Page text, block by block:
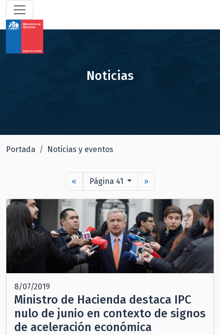
Noticias
Portada Noticias y eventos
« Página 41 »
8/07/2019
Ministro de Hacienda destaca IPC
nulo de junio en contexto de signos
de aceleración económica